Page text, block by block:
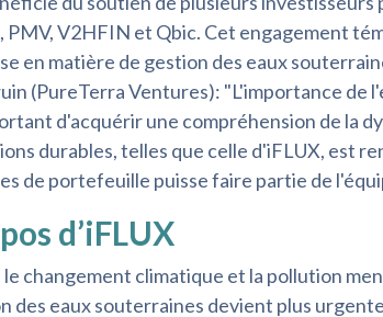
PMV, V2HFIN et Qbic. Cet engagement
en matière de gestion des eaux
(PureTerra Ventures): "L'importance de
d'acquérir une compréhension de la
durables, telles que celle d'iFLUX, est
de portefeuille puisse faire partie de
d’iFLUX
changement climatique et la pollution
des eaux souterraines devient plus